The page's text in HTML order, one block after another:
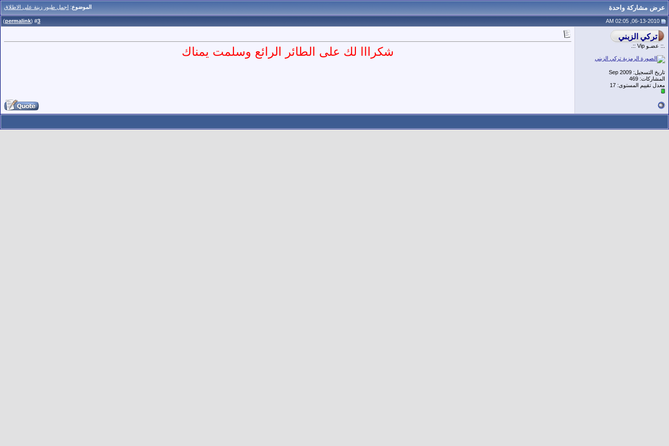
الموضوع: اجمل طيور زينة على الاطلاق عرض مشاركة واحدة
3
(
permalink
)
.:: عضـو Vip ::.
تاريخ التسجيل: Sep 2009
المشاركات: 469
معدل تقييم المستوى: 17
شكرااا لك على الطائر الرائع وسلمت يمناك